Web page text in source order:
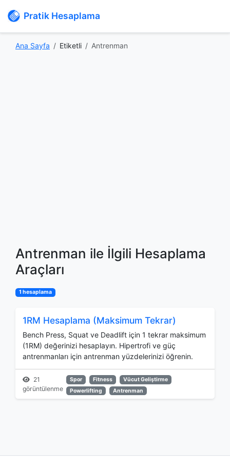
Pratik Hesaplama
Ana Sayfa Etiketli Antrenman
Antrenman ile İlgili Hesaplama
Araçları
1 hesaplama
1RM Hesaplama (Maksimum Tekrar)
Bench Press, Squat ve Deadlift için 1 tekrar maksimum
(1RM) değerinizi hesaplayın. Hipertrofi ve güç
antrenmanları için antrenman yüzdelerinizi öğrenin.
21
görüntülenme
Spor Fitness
Vücut Geliştirme
Powerlifting
Antrenman